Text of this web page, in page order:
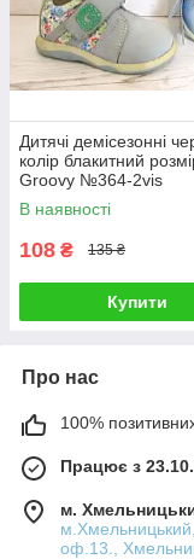
Дитячі демісезонні
колір блакитний
Groovy №364-2vis
В наявності
108 ₴ 135 ₴
Купити
Про нас
100% позитивних
Працює з
м.
оф.13.,